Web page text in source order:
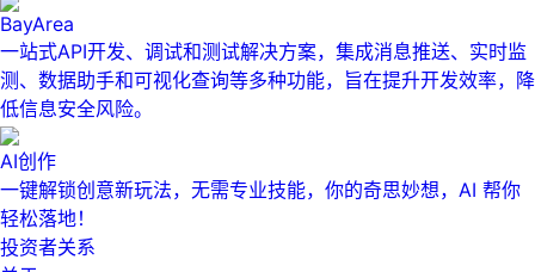
BayArea
一站式API开发、调试和测试解决方案，集成消息推送、实时监
测、数据助手和可视化查询等多种功能，旨在提升开发效率，降
低信息安全风险。
AI创作
一键解锁创意新玩法，无需专业技能，你的奇思妙想，AI 帮你
轻松落地！
投资者关系